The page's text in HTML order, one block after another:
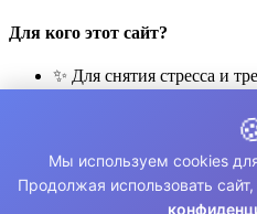
Для кого этот сайт?
✨ Для снятия стресса и
🧘 Для медитации и
👨‍👩‍👧‍👦 Для семейного
© 2026 Раскраски Антистресс.
Мы используем cookies
Продолжая использовать